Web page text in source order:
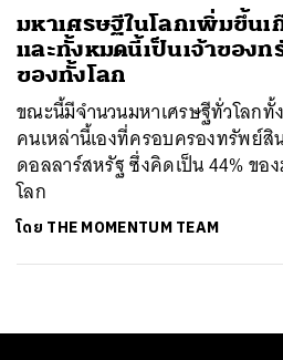
มหาเศรษฐีในโลกเพิ่มขึ้น
และทั้งหมดนี้เป็นเจ้าของ
ของทั้งโลก
ขณะนี้มีจำนวนมหาเศรษฐีทั่วโลก
คนเหล่านี้เองที่ครอบครองทรัพย์สิ
ดอลลาร์สหรัฐ ซึ่งคิดเป็น 44% ข
โลก
โดย THE MOMENTUM TEAM